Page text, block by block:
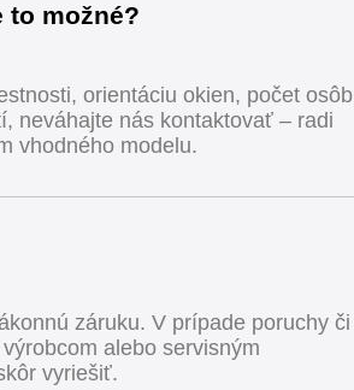
to možné?
orientáciu okien, počet osôb
neváhajte nás kontaktovať – radi
vhodného modelu.
záruku. V prípade poruchy či
alebo servisným
vyriešiť.